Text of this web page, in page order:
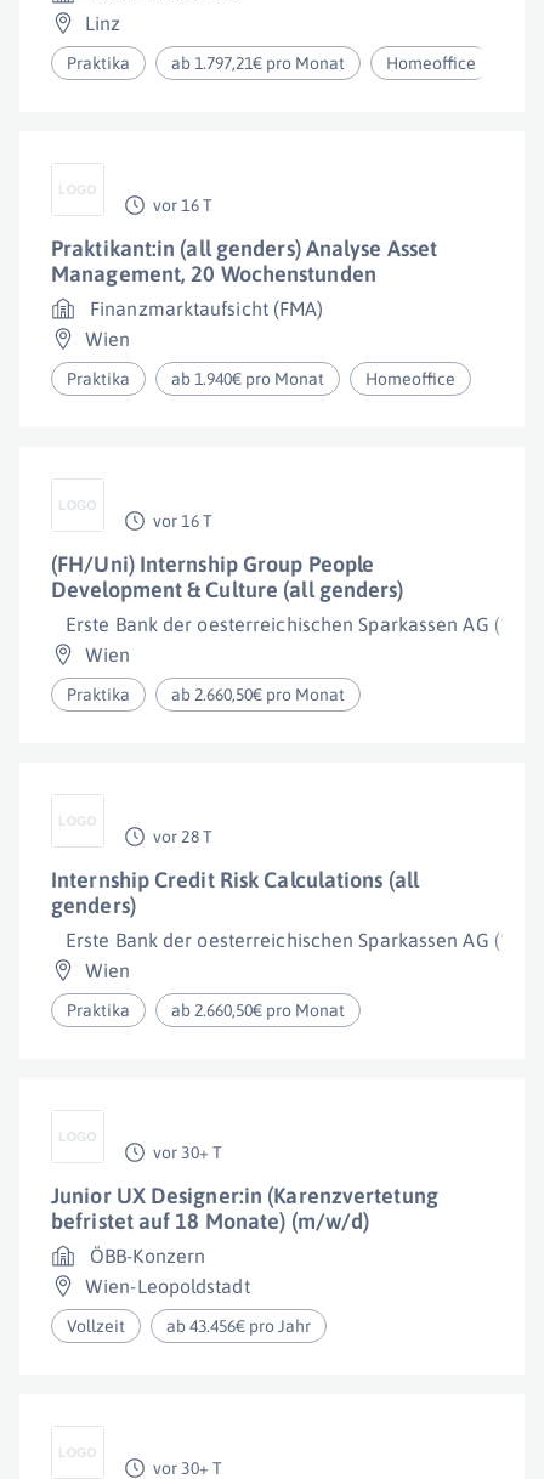
Linz
Praktika ab 1.797,21€ pro Monat Homeoffice
vor 16 T
Praktikant:in (all genders) Analyse Asset
Management, 20 Wochenstunden
Finanzmarktaufsicht (FMA)
Wien
Praktika ab 1.940€ pro Monat Homeoffice
vor 16 T
(FH/Uni) Internship Group People
Development & Culture (all genders)
Erste Bank der oesterreichischen Sparkassen AG
Wien
Praktika ab 2.660,50€ pro Monat
vor 28 T
Internship Credit Risk Calculations (all
genders)
Erste Bank der oesterreichischen Sparkassen AG
Wien
Praktika ab 2.660,50€ pro Monat
vor 30+ T
Junior UX Designer:in (Karenzvertetung
befristet auf 18 Monate) (m/w/d)
ÖBB-Konzern
Wien-Leopoldstadt
Vollzeit ab 43.456€ pro Jahr
vor 30+ T